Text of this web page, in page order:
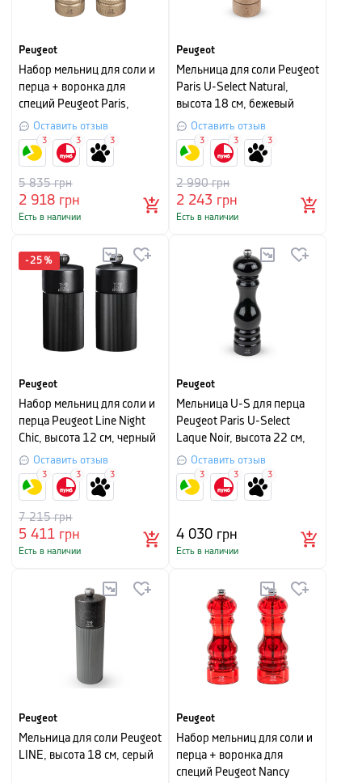
Peugeot
Набор мельниц для соли и
перца + воронка для
специй Peugeot Paris,
высота 18 см, золотой
Оставить отзыв
2 918 грн
5 835грн
Есть в наличии
3 3 3
Peugeot
Мельница для соли Peugeot
Paris U-Select Natural,
высота 18 см, бежевый
Оставить отзыв
2 243 грн
2 990грн
Есть в наличии
3 3 3
-25 %
Peugeot
Набор мельниц для соли и
перца Peugeot Line Night
Chic, высота 12 см, черный
Оставить отзыв
5 411 грн
7 215грн
Есть в наличии
3 3 3
Peugeot
Мельница U-S для перца
Peugeot Paris U-Select
Laque Noir, высота 22 см,
черный
Оставить отзыв
4 030 грн
Есть в наличии
3 3 3
Peugeot
Мельница для соли Peugeot
LINE, высота 18 см, серый
Peugeot
Набор мельниц для соли и
перца + воронка для
специй Peugeot Nancy